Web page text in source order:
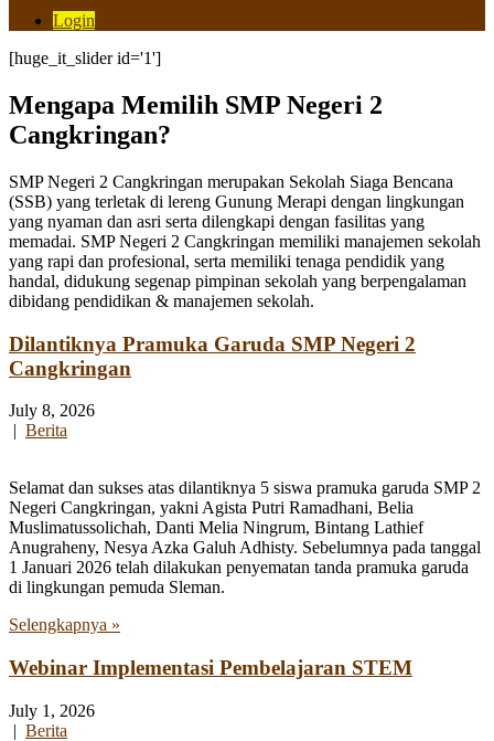
Login
[huge_it_slider id='1']
Mengapa Memilih SMP Negeri 2
Cangkringan?
SMP Negeri 2 Cangkringan merupakan Sekolah Siaga Bencana
(SSB) yang terletak di lereng Gunung Merapi dengan lingkungan
yang nyaman dan asri serta dilengkapi dengan fasilitas yang
memadai. SMP Negeri 2 Cangkringan memiliki manajemen sekolah
yang rapi dan profesional, serta memiliki tenaga pendidik yang
handal, didukung segenap pimpinan sekolah yang berpengalaman
dibidang pendidikan & manajemen sekolah.
Dilantiknya Pramuka Garuda SMP Negeri 2
Cangkringan
July 8, 2026
| Berita
Selamat dan sukses atas dilantiknya 5 siswa pramuka garuda SMP 2
Negeri Cangkringan, yakni Agista Putri Ramadhani, Belia
Muslimatussolichah, Danti Melia Ningrum, Bintang Lathief
Anugraheny, Nesya Azka Galuh Adhisty. Sebelumnya pada tanggal
1 Januari 2026 telah dilakukan penyematan tanda pramuka garuda
di lingkungan pemuda Sleman.
Selengkapnya »
Webinar Implementasi Pembelajaran STEM
July 1, 2026
| Berita